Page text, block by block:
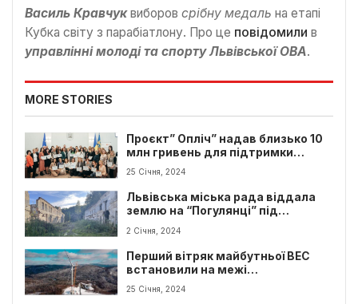
Василь Кравчуквиборов срібну медаль на етапі
Кубка світу з парабіатлону. Про це повідомили в
управлінні молоді та спорту Львівської ОВА.
MORE STORIES
Проєкт” Опліч” надав близько 10
млн гривень для підтримки
підприємців Львівщини
25 Січня, 2024
Львівська міська рада віддала
землю на “Погулянці” під
2 Січня, 2024
Перший вітряк майбутньої ВЕС
встановили на межі
Закарпатської та Львівської
області
25 Січня, 2024